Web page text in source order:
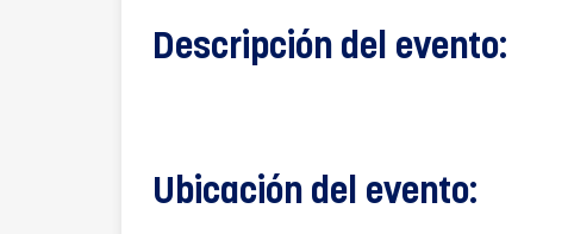
Descripción del evento:
Ubicación del evento: